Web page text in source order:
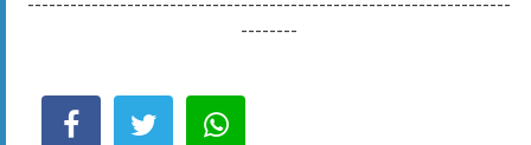
--------